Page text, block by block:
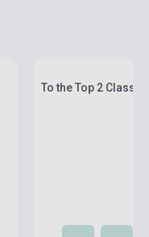
To the Top 2 Class